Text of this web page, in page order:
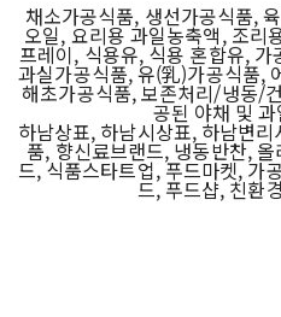
채소가공식품, 생선가공식품,
오일, 요리용 과일농축액, 조리
프레이, 식용유, 식용 혼합유,
과실가공식품, 유(乳)가공식품,
해초가공식품, 보존처리/냉동/
공된 야채 및
하남상표, 하남시상표, 하남변
품, 향신료브랜드, 냉동반찬,
드, 식품스타트업, 푸드마켓, 가
드, 푸드샵, 친환